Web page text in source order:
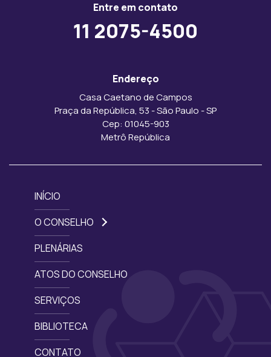
Entre em contato
11 2075-4500
Endereço
Casa Caetano de Campos
Praça da República, 53 - São Paulo - SP
Cep: 01045-903
Metrô República
INÍCIO
O CONSELHO
PLENÁRIAS
ATOS DO CONSELHO
SERVIÇOS
BIBLIOTECA
CONTATO